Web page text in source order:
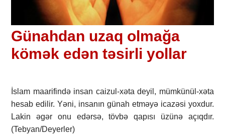
Günahdan uzaq olmağa
kömək edən təsirli yollar
İslam maarifində insan caizul-xəta deyil, mümkünül-xəta
hesab edilir. Yəni, insanın günah etməyə icazəsi yoxdur.
Lakin əgər onu edərsə, tövbə qapısı üzünə açıqdır.
(Tebyan/Deyerler)